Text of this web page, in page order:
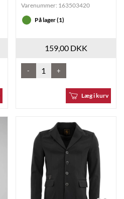
Varenummer: 163503420
På lager (1)
159,00 DKK
- +
Læg i kurv